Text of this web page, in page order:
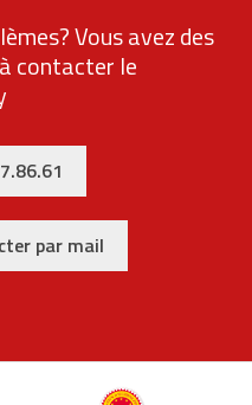
Vous avez des
contacter le
par mail